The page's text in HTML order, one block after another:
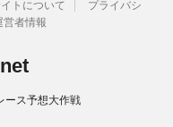
イトについて
プライバシ
営者情報
ス予想大作戦